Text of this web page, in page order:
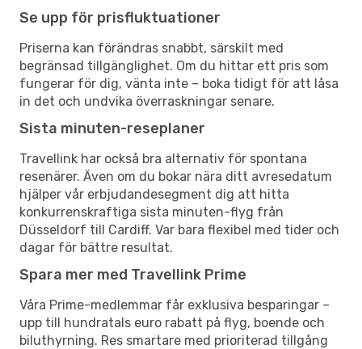
Se upp för prisfluktuationer
Priserna kan förändras snabbt, särskilt med
begränsad tillgänglighet. Om du hittar ett pris som
fungerar för dig, vänta inte – boka tidigt för att låsa
in det och undvika överraskningar senare.
Sista minuten-reseplaner
Travellink har också bra alternativ för spontana
resenärer. Även om du bokar nära ditt avresedatum
hjälper vår erbjudandesegment dig att hitta
konkurrenskraftiga sista minuten-flyg från
Düsseldorf till Cardiff. Var bara flexibel med tider och
dagar för bättre resultat.
Spara mer med Travellink Prime
Våra Prime-medlemmar får exklusiva besparingar –
upp till hundratals euro rabatt på flyg, boende och
biluthyrning. Res smartare med prioriterad tillgång